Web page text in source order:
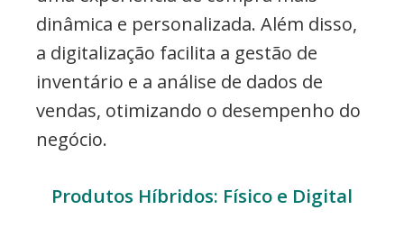
dinâmica e personalizada. Além disso,
a digitalização facilita a gestão de
inventário e a análise de dados de
vendas, otimizando o desempenho do
negócio.
Produtos Híbridos: Físico e Digital